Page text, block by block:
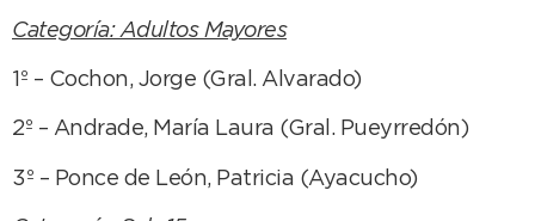
Categoría: Adultos Mayores
1º – Cochon, Jorge (Gral. Alvarado)
2º – Andrade, María Laura (Gral. Pueyrredón)
3º – Ponce de León, Patricia (Ayacucho)